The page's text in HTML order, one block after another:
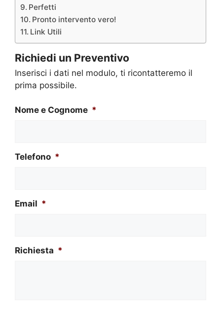
Perfetti
Pronto intervento vero!
Link Utili
Richiedi un Preventivo
Inserisci i dati nel modulo, ti ricontatteremo il
prima possibile.
Nome e Cognome *
Telefono *
Email *
Richiesta *